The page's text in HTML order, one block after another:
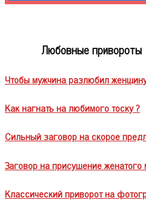
Любовные привороты
Чтобы мужчина разлюбил
Как нагнать на любимого тоску ?
Сильный заговор на скорое
Заговор на присушение
Классический приворот на